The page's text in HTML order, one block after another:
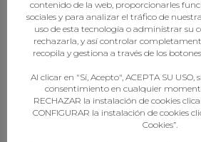
contenido de la web, proporcionarles
sociales y para analizar el tráfico de
uso de esta tecnología o administrar su
rechazarla, y así controlar
recopila y gestiona a través de los
Al clicar en "Sí, Acepto", ACEPTA SU
consentimiento en cualquier
RECHAZAR la instalación de cookies
CONFIGURAR la instalación de cookies
Cookies”.